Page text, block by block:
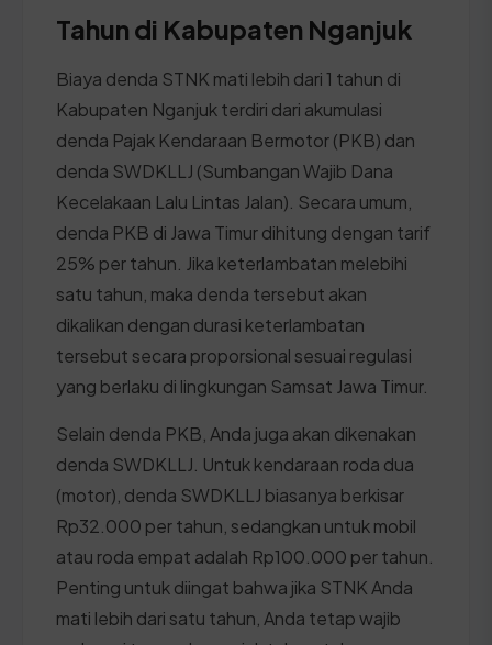
Tahun di Kabupaten Nganjuk
Biaya denda STNK mati lebih dari 1 tahun di
Kabupaten Nganjuk terdiri dari akumulasi
denda Pajak Kendaraan Bermotor (PKB) dan
denda SWDKLLJ (Sumbangan Wajib Dana
Kecelakaan Lalu Lintas Jalan). Secara umum,
denda PKB di Jawa Timur dihitung dengan tarif
25% per tahun. Jika keterlambatan melebihi
satu tahun, maka denda tersebut akan
dikalikan dengan durasi keterlambatan
tersebut secara proporsional sesuai regulasi
yang berlaku di lingkungan Samsat Jawa Timur.
Selain denda PKB, Anda juga akan dikenakan
denda SWDKLLJ. Untuk kendaraan roda dua
(motor), denda SWDKLLJ biasanya berkisar
Rp32.000 per tahun, sedangkan untuk mobil
atau roda empat adalah Rp100.000 per tahun.
Penting untuk diingat bahwa jika STNK Anda
mati lebih dari satu tahun, Anda tetap wajib